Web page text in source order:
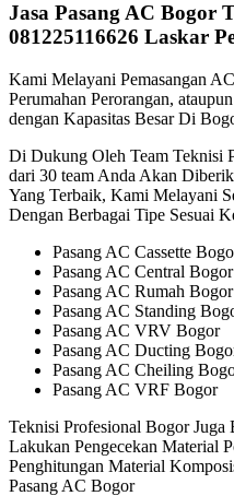
Jasa Pasang AC Bogor
081225116626 Laskar
Kami Melayani Pemasangan
Perumahan Perorangan,
dengan Kapasitas Besar Di
Di Dukung Oleh Team Teknisi
dari 30 team Anda Akan
Yang Terbaik, Kami Melayani
Dengan Berbagai Tipe Sesuai
Pasang AC Cassette
Pasang AC Central Bogor
Pasang AC Rumah Bogor
Pasang AC Standing
Pasang AC VRV Bogor
Pasang AC Ducting
Pasang AC Cheiling
Pasang AC VRF Bogor
Teknisi Profesional Bogor
Lakukan Pengecekan Material
Penghitungan Material
Pasang AC Bogor